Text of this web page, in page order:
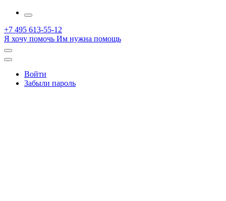
More
+7 495 613-55-12
Я хочу помочь Им нужна помощь
Открыть
поиск
Профиль
Войти
Забыли пароль